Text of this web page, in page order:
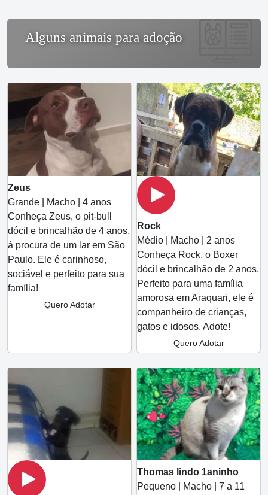
Alguns animais para adoção
Zeus
Grande | Macho | 4 anos
Conheça Zeus, o pit-bull
dócil e brincalhão de 4 anos,
à procura de um lar em São
Paulo. Ele é carinhoso,
sociável e perfeito para sua
família!
Quero Adotar
Rock
Médio | Macho | 2 anos
Conheça Rock, o Boxer
dócil e brincalhão de 2 anos.
Perfeito para uma família
amorosa em Araquari, ele é
companheiro de crianças,
gatos e idosos. Adote!
Quero Adotar
Thomas lindo 1aninho
Pequeno | Macho | 7 a 11